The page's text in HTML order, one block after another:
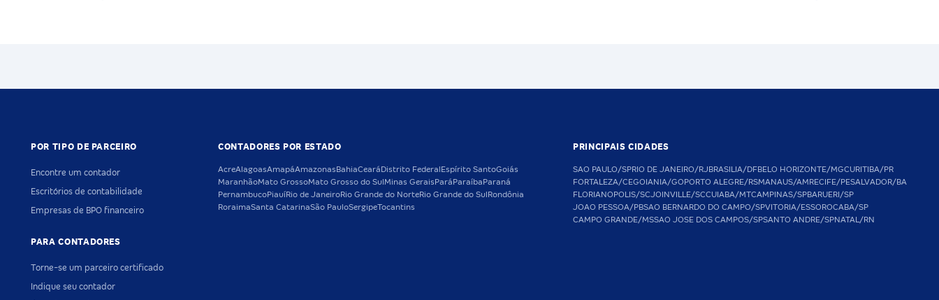
POR TIPO DE PARCEIRO
Encontre um contador
Escritórios de contabilidade
Empresas de BPO financeiro
PARA CONTADORES
Torne-se um parceiro certificado
Indique seu contador
CONTADORES POR ESTADO
AcreAlagoasAmapáAmazonasBahiaCearáDistrito FederalEspírito SantoGoiás
MaranhãoMato GrossoMato Grosso do SulMinas GeraisParáParaíbaParaná
PernambucoPiauíRio de JaneiroRio Grande do NorteRio Grande do SulRondônia
RoraimaSanta CatarinaSão PauloSergipeTocantins
PRINCIPAIS CIDADES
SAO PAULO/SPRIO DE JANEIRO/RJBRASILIA/DFBELO HORIZONTE/MGCURITIBA/PR
FORTALEZA/CEGOIANIA/GOPORTO ALEGRE/RSMANAUS/AMRECIFE/PESALVADOR/BA
FLORIANOPOLIS/SCJOINVILLE/SCCUIABA/MTCAMPINAS/SPBARUERI/SP
JOAO PESSOA/PBSAO BERNARDO DO CAMPO/SPVITORIA/ESSOROCABA/SP
CAMPO GRANDE/MSSAO JOSE DOS CAMPOS/SPSANTO ANDRE/SPNATAL/RN